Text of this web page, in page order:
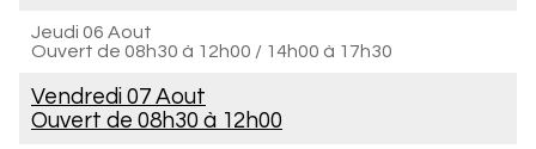
Jeudi 06 Aout
Ouvert de 08h30 à 12h00 / 14h00 à 17h30
Vendredi 07 Aout
Ouvert de 08h30 à 12h00